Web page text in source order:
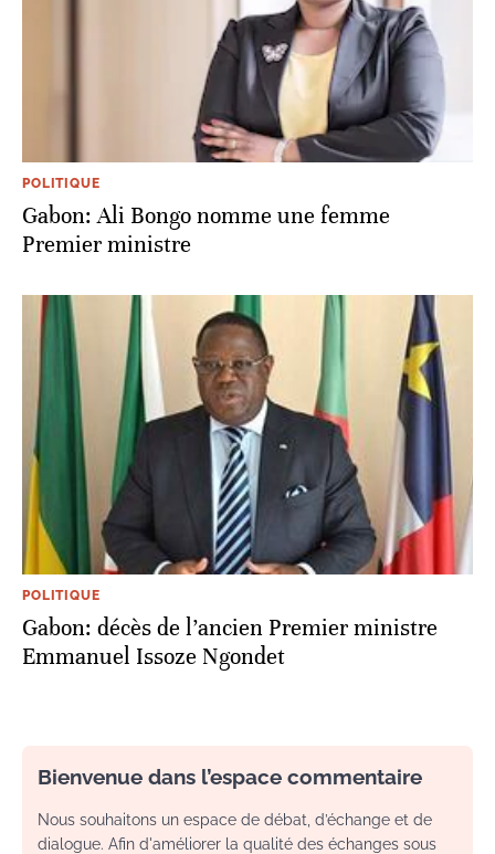
POLITIQUE
Gabon: Ali Bongo nomme une femme
Premier ministre
POLITIQUE
Gabon: décès de l’ancien Premier ministre
Emmanuel Issoze Ngondet
Bienvenue dans l’espace commentaire
Nous souhaitons un espace de débat, d’échange et de
dialogue. Afin d'améliorer la qualité des échanges sous